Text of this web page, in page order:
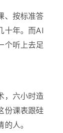
、按标准答
十年。而AI
个听上去足
，六小时造
份课表跟硅
人。